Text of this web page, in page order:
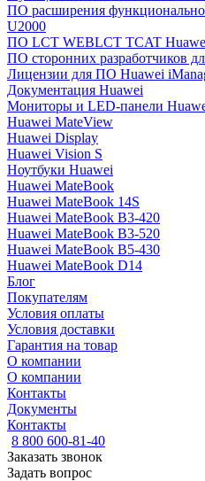
ПО расширения
U2000
ПО LCT WEBLCT TCAT
ПО сторонних разработчиков
Лицензии для ПО Huawei
Документация Huawei
Мониторы и LED-панели
Huawei MateView
Huawei Display
Huawei Vision S
Ноутбуки Huawei
Huawei MateBook
Huawei MateBook 14S
Huawei MateBook B3-420
Huawei MateBook B3-520
Huawei MateBook B5-430
Huawei MateBook D14
Блог
Покупателям
Условия оплаты
Условия доставки
Гарантия на товар
О компании
О компании
Контакты
Документы
Контакты
8 800 600-81-40
Заказать звонок
Задать вопрос